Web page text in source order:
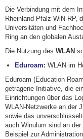
Die Verbindung mit dem
Rheinland-Pfalz WiN-RP,
Universitäten und
Ring an den globalen
Die Nutzung des WLAN
Eduroam:WLAN im
Eduroam (Education
getragene Initiative, die
Einrichtungen über das
WLAN-Netzwerke an der
sowie das
auch Winulum sind an
Beispiel zur